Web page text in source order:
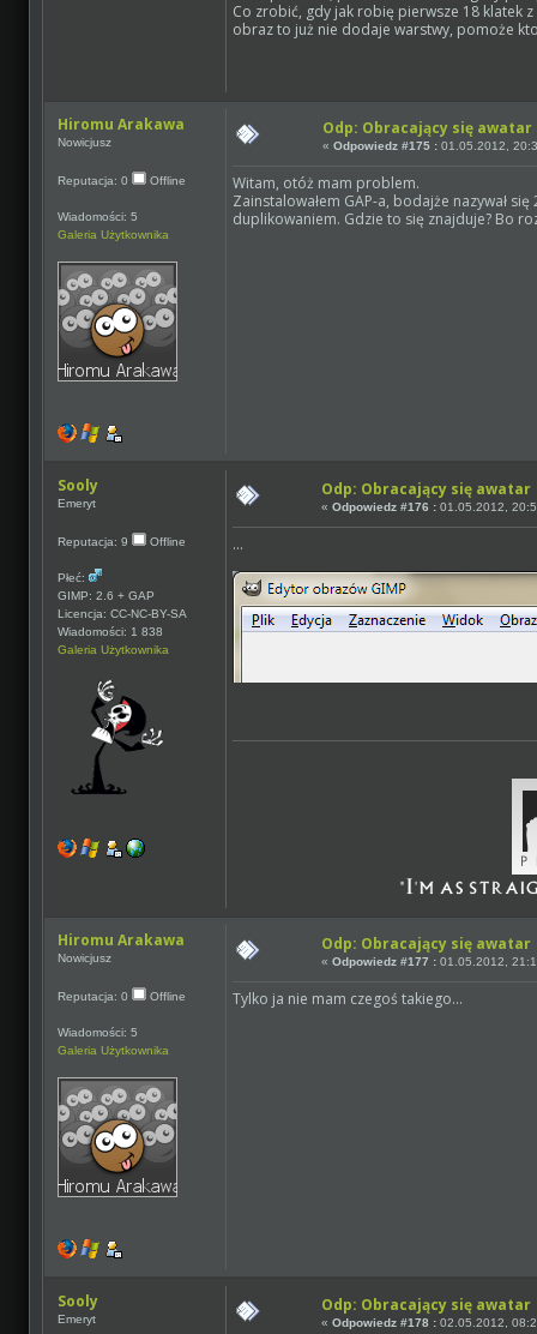
Co zrobić, gdy jak robię pierwsze 18 klatek
obraz to już nie dodaje warstwy, pomoże
Hiromu Arakawa
Nowicjusz
Reputacja: 0 Offline
Wiadomości: 5
Galeria Użytkownika
Odp: Obracający się awatar
«Odpowiedz #175 : 01.05.2012,
Witam, otóż mam problem.
Zainstalowałem GAP-a, bodajże nazywał
duplikowaniem. Gdzie to się znajduje? Bo
Sooly
Emeryt
Reputacja: 9 Offline
Płeć:
GIMP: 2.6 + GAP
Licencja: CC-NC-BY-SA
Wiadomości: 1 838
Galeria Użytkownika
Odp: Obracający się awatar
«Odpowiedz #176 : 01.05.2012,
...
Hiromu Arakawa
Nowicjusz
Reputacja: 0 Offline
Wiadomości: 5
Galeria Użytkownika
Odp: Obracający się awatar
«Odpowiedz #177 : 01.05.2012,
Tylko ja nie mam czegoś takiego...
Sooly
Emeryt
Odp: Obracający się awatar
«Odpowiedz #178 : 02.05.2012,